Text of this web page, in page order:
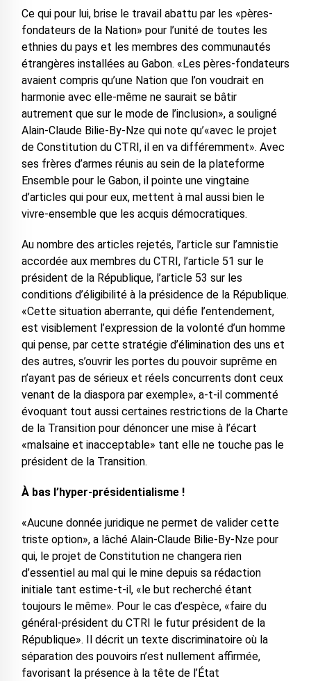
Ce qui pour lui, brise le travail abattu par les «pères-
fondateurs de la Nation» pour l’unité de toutes les
ethnies du pays et les membres des communautés
étrangères installées au Gabon. «Les pères-fondateurs
avaient compris qu’une Nation que l’on voudrait en
harmonie avec elle-même ne saurait se bâtir
autrement que sur le mode de l’inclusion», a souligné
Alain-Claude Bilie-By-Nze qui note qu’«avec le projet
de Constitution du CTRI, il en va différemment». Avec
ses frères d’armes réunis au sein de la plateforme
Ensemble pour le Gabon, il pointe une vingtaine
d’articles qui pour eux, mettent à mal aussi bien le
vivre-ensemble que les acquis démocratiques.
Au nombre des articles rejetés, l’article sur l’amnistie
accordée aux membres du CTRI, l’article 51 sur le
président de la République, l’article 53 sur les
conditions d’éligibilité à la présidence de la République.
«Cette situation aberrante, qui défie l’entendement,
est visiblement l’expression de la volonté d’un homme
qui pense, par cette stratégie d’élimination des uns et
des autres, s’ouvrir les portes du pouvoir suprême en
n’ayant pas de sérieux et réels concurrents dont ceux
venant de la diaspora par exemple», a-t-il commenté
évoquant tout aussi certaines restrictions de la Charte
de la Transition pour dénoncer une mise à l’écart
«malsaine et inacceptable» tant elle ne touche pas le
président de la Transition.
À bas l’hyper-présidentialisme !
«Aucune donnée juridique ne permet de valider cette
triste option», a lâché Alain-Claude Bilie-By-Nze pour
qui, le projet de Constitution ne changera rien
d’essentiel au mal qui le mine depuis sa rédaction
initiale tant estime-t-il, «le but recherché étant
toujours le même». Pour le cas d’espèce, «faire du
général-président du CTRI le futur président de la
République». Il décrit un texte discriminatoire où la
séparation des pouvoirs n’est nullement affirmée,
favorisant la présence à la tête de l’État